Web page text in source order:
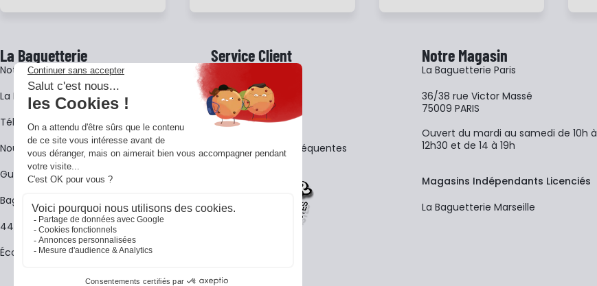
La Baguetterie
Notre histoire
La BagShow
​Télécharger le catalogue
Nous contacter
Guides La Baguetterie
Baguetterie Shop Online
44 ans de rencontres
Écoles
Service Client
Garantie 3 ans
CGV
FAQ - Questions Fréquentes
Notre Magasin
La Baguetterie Paris
36/38 rue Victor Massé
75009 PARIS
Ouvert du mardi au samedi de 10h à
12h30 et de 14 à 19h
Magasins Indépendants Licenciés
La Baguetterie Marseille